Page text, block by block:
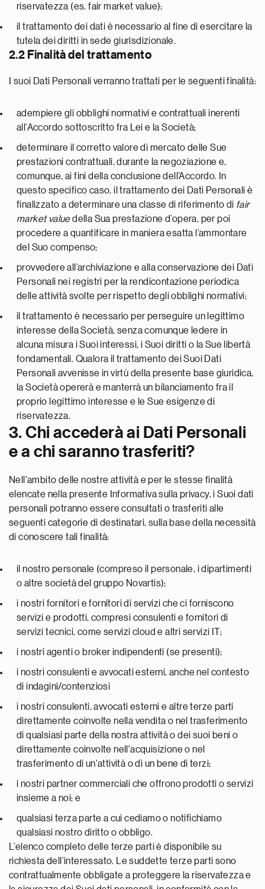
riservatezza (es. fair market value);
il trattamento dei dati è necessario al fine di esercitare la
tutela dei diritti in sede giurisdizionale.
2.2 Finalità del trattamento
I suoi Dati Personali verranno trattati per le seguenti finalità:
adempiere gli obblighi normativi e contrattuali inerenti
all‘Accordo sottoscritto fra Lei e la Società;
determinare il corretto valore di mercato delle Sue
prestazioni contrattuali, durante la negoziazione e,
comunque, ai fini della conclusione dell’Accordo. In
questo specifico caso, il trattamento dei Dati Personali è
finalizzato a determinare una classe di riferimento di fair
market valuedella Sua prestazione d’opera, per poi
procedere a quantificare in maniera esatta l’ammontare
del Suo compenso;
provvedere all’archiviazione e alla conservazione dei Dati
Personali nei registri per la rendicontazione periodica
delle attività svolte per rispetto degli obblighi normativi;
il trattamento è necessario per perseguire un legittimo
interesse della Società, senza comunque ledere in
alcuna misura i Suoi interessi, i Suoi diritti o la Sue libertà
fondamentali. Qualora il trattamento dei Suoi Dati
Personali avvenisse in virtù della presente base giuridica,
la Società opererà e manterrà un bilanciamento fra il
proprio legittimo interesse e le Sue esigenze di
riservatezza.
3. Chi accederà ai Dati Personali
e a chi saranno trasferiti?
Nell'ambito delle nostre attività e per le stesse finalità
elencate nella presente Informativa sulla privacy, i Suoi dati
personali potranno essere consultati o trasferiti alle
seguenti categorie di destinatari, sulla base della necessità
di conoscere tali finalità:
il nostro personale (compreso il personale, i dipartimenti
o altre società del gruppo Novartis);
i nostri fornitori e fornitori di servizi che ci forniscono
servizi e prodotti, compresi consulenti e fornitori di
servizi tecnici, come servizi cloud e altri servizi IT;
i nostri agenti o broker indipendenti (se presenti);
i nostri consulenti e avvocati esterni, anche nel contesto
di indagini/contenziosi
i nostri consulenti, avvocati esterni e altre terze parti
direttamente coinvolte nella vendita o nel trasferimento
di qualsiasi parte della nostra attività o dei suoi beni o
direttamente coinvolte nell'acquisizione o nel
trasferimento di un'attività o di un bene di terzi;
i nostri partner commerciali che offrono prodotti o servizi
insieme a noi; e
qualsiasi terza parte a cui cediamo o notifichiamo
qualsiasi nostro diritto o obbligo.
L’elenco completo delle terze parti è disponibile su
richiesta dell’interessato. Le suddette terze parti sono
contrattualmente obbligate a proteggere la riservatezza e